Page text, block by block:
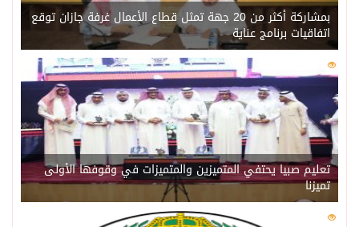
بمشاركة أكثر من 20 جهة تمثل قطاع الأعمال غرفة جازان توقع
اتفاقيات برنامج عناية
221
تعليم صبيا يحتفي المتميزين والمتميزات في وقوفها الأولى
تميزنا
216